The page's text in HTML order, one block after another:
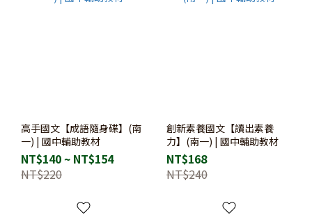
高手國文【成語隨身碟】(南
一) | 國中輔助教材
NT$140 ~ NT$154
NT$220
創新素養國文【讀出素養
力】(南一) | 國中輔助教材
NT$168
NT$240